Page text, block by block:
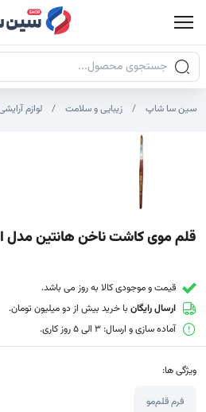
جستجوی محصولات
سین سا شاپ زیبایی و سلامت لوازم
قلم موی کاشت ناخن هانتین مدل
قیمت و موجودی کالا به روز می باشد.
ارسال رایگان با خرید بیش از دو میلیون تومان.
آماده سازی و ارسال: 3 الی 5 روز کاری.
ویژگی ها:
فرم قلم‌مو
تصاویر محصول
تصویر شاخص محصول
سایر تصاویر محصول - تصاویر بندانگشتی